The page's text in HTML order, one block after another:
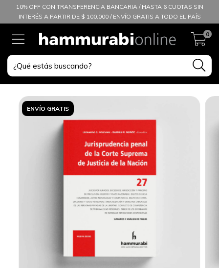
10% OFF CON TRANSFERENCIA BANCARIA / HASTA 6 CUOTAS SIN
INTERÉS A PARTIR DE $ 100.000 / ENVÍO GRATIS A TODO EL PAÍS
0
ENVÍO GRATIS